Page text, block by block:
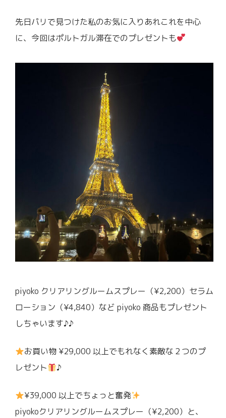
先日パリで見つけた私のお気に入りあれこれを中心
に、今回はポルトガル滞在でのプレゼントも
piyoko クリアリングルームスプレー（¥2,200）セラム
ローション（¥4,840）など piyoko 商品もプレゼント
しちゃいます♪♪
お買い物 ¥29,000 以上でもれなく素敵な２つのプ
レゼント
♪
¥39,000 以上でちょっと奮発
piyokoクリアリングルームスプレー（¥2,200）と、